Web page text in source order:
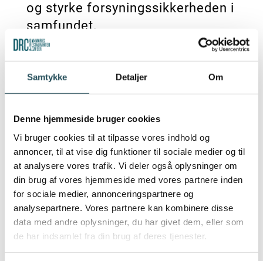
Samtykke Detaljer Om
Denne hjemmeside bruger cookies
Vi bruger cookies til at tilpasse vores indhold og
annoncer, til at vise dig funktioner til sociale medier og til
at analysere vores trafik. Vi deler også oplysninger om
din brug af vores hjemmeside med vores partnere inden
for sociale medier, annonceringspartnere og
analysepartnere. Vores partnere kan kombinere disse
data med andre oplysninger, du har givet dem, eller som
de har indsamlet fra din brug af deres tjenester.
og styrke forsyningssikkerheden i
samfundet.
Virksomheder kan få maksimalt
112 mio. kr. i tilskud, og puljen
dækker op til 50 % af de
afhængigt af din virksomheds
størrelse.
Reglerne for Erhvervspuljen blev
ændret den 1. november 2022, og
puljen er nu åben og kan søges
hele året.